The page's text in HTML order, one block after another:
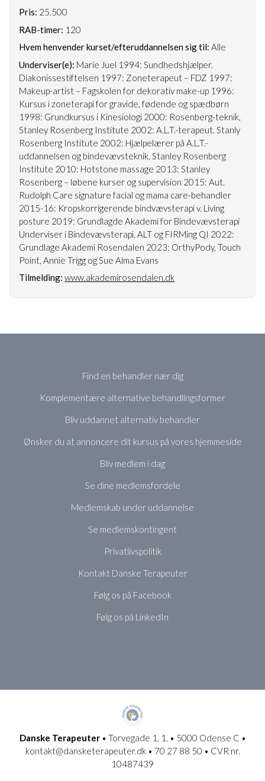
Pris: 25.500
RAB-timer: 120
Hvem henvender kurset/efteruddannelsen sig til: Alle
Underviser(e): Marie Juel 1994: Sundhedshjælper.
Diakonissestiftelsen 1997: Zoneterapeut – FDZ 1997:
Makeup-artist – Fagskolen for dekorativ make-up 1996:
Kursus i zoneterapi for gravide, fødende og spædbørn
1998: Grundkursus i Kinesiologi 2000: Rosenberg-teknik,
Stanley Rosenberg Institute 2002: A.L.T.-terapeut. Stanly
Rosenberg Institute 2002: Hjælpelærer på A.L.T.-
uddannelsen og bindevævsteknik, Stanley Rosenberg
Institute 2010: Hotstone massage 2013: Stanley
Rosenberg – løbene kurser og supervision 2015: Aut.
Rudolph Care signature facial og mama care-behandler
2015-16: Kropskorrigerende bindvævsterapi v. Living
posture 2019: Grundlagde Akademi for Bindevævsterapi
Underviser i Bindevævsterapi, ALT og FIRMing QI 2022:
Grundlage Akademi Rosendalen 2023: OrthyPody, Touch
Point, Annie Trigg og Sue Alma Evans
Tilmelding: www.akademirosendalen.dk
Find en behandler nær dig
Komplementære alternative behandlingsformer
Bliv uddannet alternativ behandler
Ønsker du at annoncere dit kursus på vores hjemmeside
Bliv medlem i dag
Se dine medlemsfordele
Medlemskab under uddannelse
Se medlemskontingent
Privatlivspolitik
Kontakt Danske Terapeuter
Følg os på Facebook
Følg os på LinkedIn
Danske Terapeuter• Torvegade 1, 1. • 5000 Odense C •
kontakt@dansketerapeuter.dk • 70 27 88 50 • CVR nr.
10487439